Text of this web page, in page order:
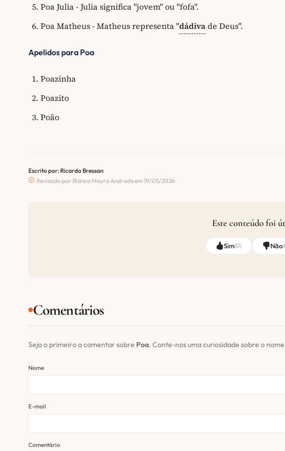
Poa Julia - Julia significa "jovem" ou "fofa".
Poa Matheus - Matheus representa "dádivade Deus".
Apelidos para Poa
Poazinha
Poazito
Poão
Escrito por: Ricardo Bressan
Revisado por Bianca Mayra Andrade em 19/05/2026
Este conteúdo foi
Sim(0) Não(
Comentários
Seja o primeiro a comentar sobre Poa. Conte-nos uma curiosidade sobre o
Nome
E-mail
Comentário